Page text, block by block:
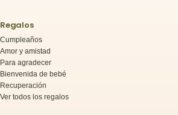
Regalos
Cumpleaños
Amor y amistad
Para agradecer
Bienvenida de bebé
Recuperación
Ver todos los regalos